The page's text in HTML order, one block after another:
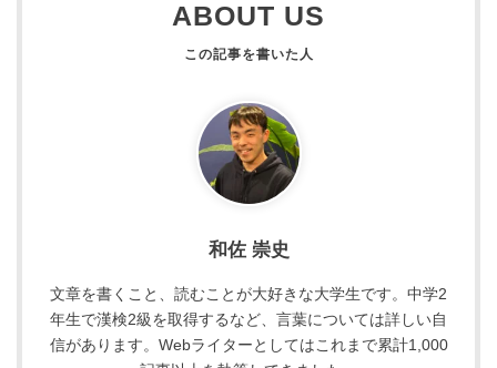
ABOUT US
和佐 崇史
文章を書くこと、読むことが大好きな大学生です。中学2
年生で漢検2級を取得するなど、言葉については詳しい自
信があります。Webライターとしてはこれまで累計1,000